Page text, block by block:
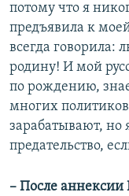
потому что я
предъявила к
всегда говорила:
родину! И мой
по рождению,
многих
зарабатывают, но
предательство,
– После